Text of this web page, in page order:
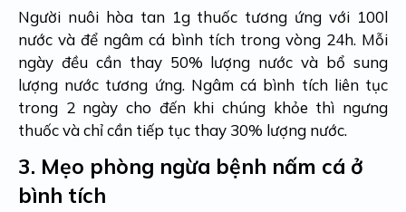
Người nuôi hòa tan 1g thuốc tương ứng với 100l
nước và để ngâm cá bình tích trong vòng 24h. Mỗi
ngày đều cần thay 50% lượng nước và bổ sung
lượng nước tương ứng. Ngâm cá bình tích liên tục
trong 2 ngày cho đến khi chúng khỏe thì ngưng
thuốc và chỉ cần tiếp tục thay 30% lượng nước.
3. Mẹo phòng ngừa bệnh nấm cá ở
bình tích